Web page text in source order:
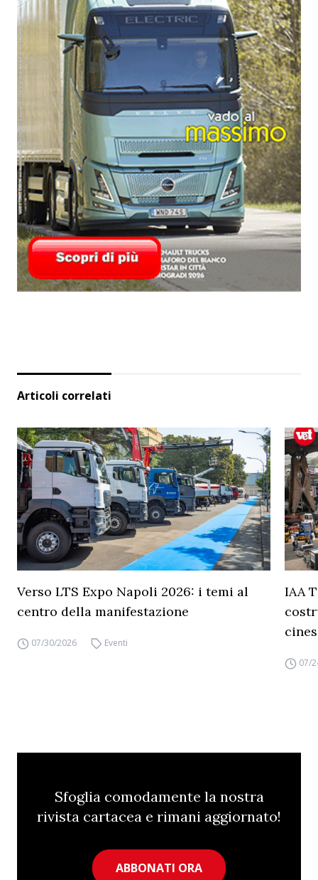
Articoli correlati
Verso LTS Expo Napoli 2026: i temi al
centro della manifestazione
07/30/2026 Eventi
IAA
07/
Sfoglia comodamente la nostra
rivista cartacea e rimani aggiornato!
ABBONATI ORA